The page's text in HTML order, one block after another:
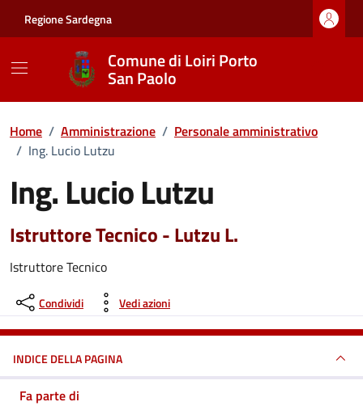
Regione Sardegna
Comune di Loiri Porto
San Paolo
Home / Amministrazione / Personale amministrativo
/ Ing. Lucio Lutzu
Ing. Lucio Lutzu
Istruttore Tecnico - Lutzu L.
Istruttore Tecnico
Condividi Vedi azioni
INDICE DELLA PAGINA
Fa parte di